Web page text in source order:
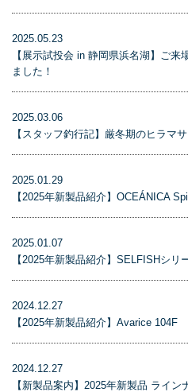
2025.05.23
【展示試投会 in 静岡県浜名湖】ご
ました！
2025.03.06
【スタッフ釣行記】厳冬期のヒラマ
2025.01.29
【2025年新製品紹介】OCEÁNICA
2025.01.07
【2025年新製品紹介】SELFISHシリ
2024.12.27
【2025年新製品紹介】Avarice 104F
2024.12.27
【新製品案内】2025年新製品 ライ